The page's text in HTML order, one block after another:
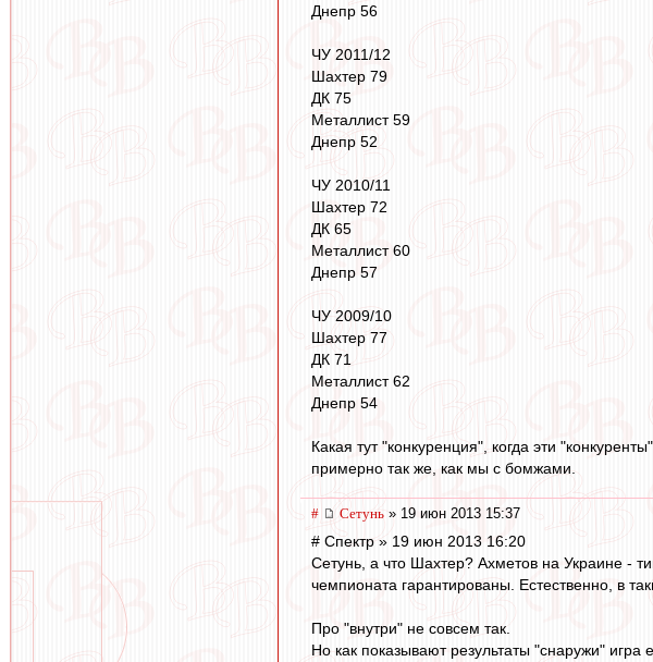
Днепр 56
ЧУ 2011/12
Шахтер 79
ДК 75
Металлист 59
Днепр 52
ЧУ 2010/11
Шахтер 72
ДК 65
Металлист 60
Днепр 57
ЧУ 2009/10
Шахтер 77
ДК 71
Металлист 62
Днепр 54
Какая тут "конкуренция", когда эти
примерно так же, как мы с бомжами.
# Сетунь » 19 июн 2013 15:37
# Спектр » 19 июн 2013 16:20
Сетунь, а что Шахтер? Ахметов на Украине -
чемпионата гарантированы. Естественно, в
Про "внутри" не совсем так.
Но как показывают результаты "снаружи" игра